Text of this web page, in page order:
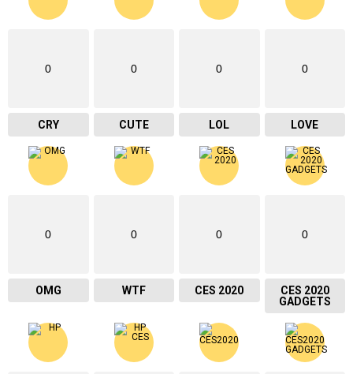
0
CRY
0
CUTE
0
LOL
0
LOVE
0
OMG
0
WTF
0
CES 2020
0
CES 2020
GADGETS